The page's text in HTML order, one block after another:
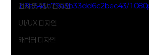
전시 및 행사 디자인
UI/UX 디자인
캐릭터 디자인
b8e645c79a3b33dd6c2bec43/